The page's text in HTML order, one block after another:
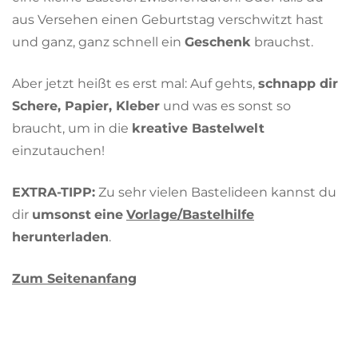
aus Versehen einen Geburtstag verschwitzt hast
und ganz, ganz schnell ein Geschenk brauchst.
Aber jetzt heißt es erst mal: Auf gehts, schnapp dir
Schere, Papier, Kleber und was es sonst so
braucht, um in die kreative Bastelwelt
einzutauchen!
EXTRA-TIPP: Zu sehr vielen Bastelideen kannst du
dir umsonst eine Vorlage/Bastelhilfe
herunterladen.
Zum Seitenanfang